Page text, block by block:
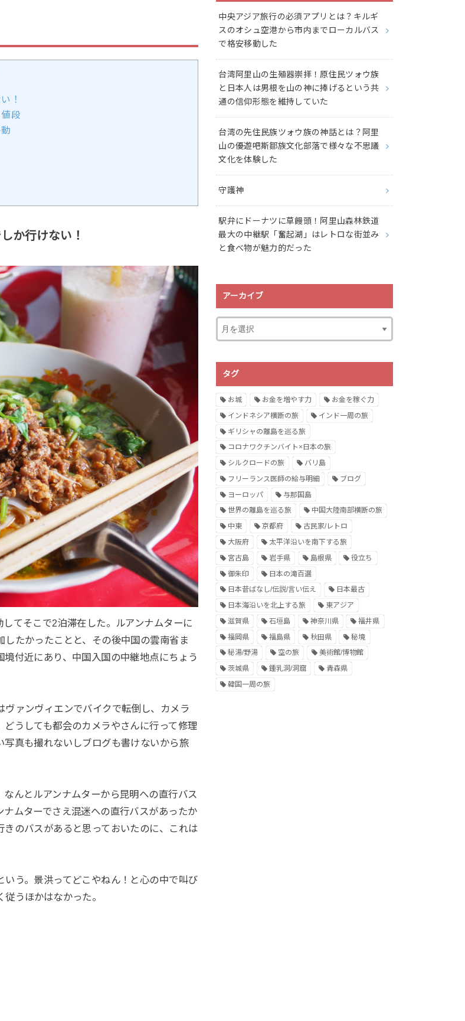
！
段
か行けない！
てそこで2泊滞在した。ルアンナムターに
たかったことと、その後中国の雲南省ま
付近にあり、中国入国の中継地点にちょう
ァンヴィエンでバイクで転倒し、カメラ
うしても都会のカメラやさんに行って修理
真も撮れないしブログも書けないから旅
んとルアンナムターから昆明への直行バス
ムターでさえ混迷への直行バスがあったか
のバスがあると思っておいたのに、これは
う。景洪ってどこやねん！と心の中で叫び
うほかはなかった。
中央アジア旅行の必須アプリとは？キルギ
スのオシュ空港から市内までローカルバス
で格安移動した
台湾阿里山の生殖器崇拝！原住民ツォウ族
と日本人は男根を山の神に捧げるという共
通の信仰形態を維持していた
台湾の先住民族ツォウ族の神話とは？阿里
山の優遊吧斯鄒族文化部落で様々な不思議
文化を体験した
守護神
駅弁にドーナツに草饅頭！阿里山森林鉄道
最大の中継駅「奮起湖」はレトロな街並み
と食べ物が魅力的だった
アーカイブ
タグ
お城 お金を増やす力
お金を稼ぐ力
インドネシア横断の旅
インド一周の旅
ギリシャの離島を巡る旅
コロナワクチンバイト×日本の旅
シルクロードの旅
バリ島
フリーランス医師の給与明細
ブログ
ヨーロッパ
与那国島
世界の離島を巡る旅
中国大陸南部横断の旅
中東
京都府
古民家/レトロ
大阪府
太平洋沿いを南下する旅
宮古島
岩手県 島根県
役立ち
御朱印
日本の滝百選
日本昔ばなし/伝説/言い伝え
日本最古
日本海沿いを北上する旅
東アジア
滋賀県
石垣島 神奈川県
福井県
福岡県
福島県 秋田県
秘境
秘湯/野湯
空の旅
美術館/博物館
茨城県
鍾乳洞/洞窟
青森県
韓国一周の旅